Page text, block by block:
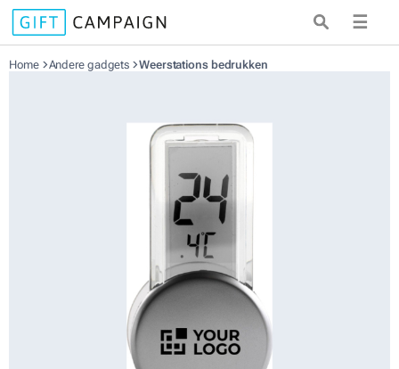
☰
Home Andere gadgets Weerstations bedrukken